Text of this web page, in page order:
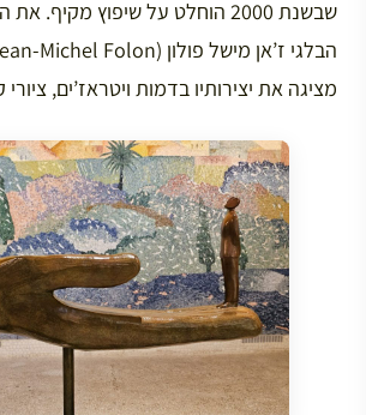
שבשנת 2000 הוחלט על שיפוץ
מציגה את יצירותיו בדמות ויטראז’ים, ציורי